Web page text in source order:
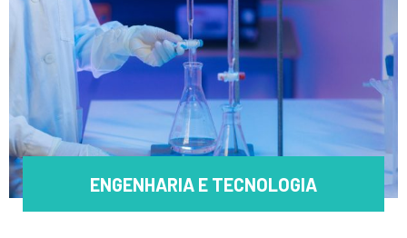
ENGENHARIA E TECNOLOGIA